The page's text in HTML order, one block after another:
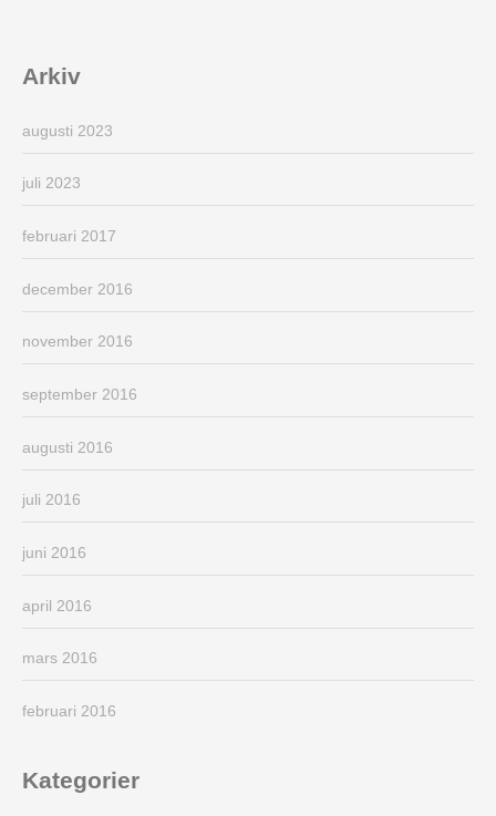
Arkiv
augusti 2023
juli 2023
februari 2017
december 2016
november 2016
september 2016
augusti 2016
juli 2016
juni 2016
april 2016
mars 2016
februari 2016
Kategorier